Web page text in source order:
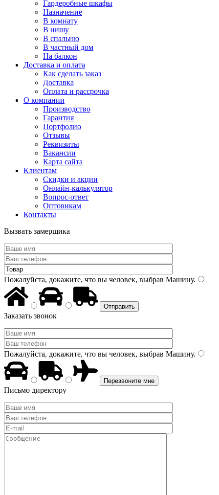
Гардеробные шкафы
Назначение
В комнату
В нишу
В спальню
В частный дом
На балкон
Доставка и оплата
Как сделать заказ
Доставка
Оплата и рассрочка
О компании
Производство
Гарантия
Портфолио
Отзывы
Реквизиты
Вакансии
Карта сайта
Клиентам
Скидки и акции
Онлайн-калькулятор
Вопрос-ответ
Оптовикам
Контакты
Вызвать замерщика
Пожалуйста, докажите, что вы человек, выбрав Машину.
Заказать звонок
Пожалуйста, докажите, что вы человек, выбрав Машину.
Письмо директору